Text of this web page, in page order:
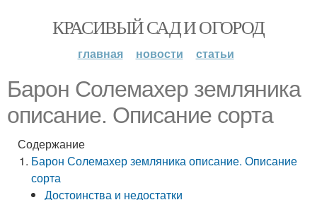
КРАСИВЫЙ САД И ОГОРОД
главная новости статьи
Барон Солемахер земляника
описание. Описание сорта
Содержание
Барон Солемахер земляника описание. Описание
сорта
Достоинства и недостатки